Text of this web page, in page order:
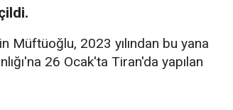
Müftüoğlu, 2023 yılından bu yana
26 Ocak'ta Tiran'da yapılan